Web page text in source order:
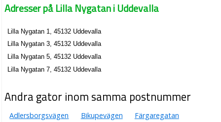
Adresser på Lilla Nygatan i Uddevalla
Lilla Nygatan 1, 45132 Uddevalla
Lilla Nygatan 3, 45132 Uddevalla
Lilla Nygatan 5, 45132 Uddevalla
Lilla Nygatan 7, 45132 Uddevalla
Andra gator inom samma postnummer
Adlersborgsvägen Bikupevägen
Färgaregatan